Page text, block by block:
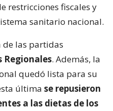
restricciones fiscales y
sanitario nacional.
de las partidas
Regionales. Además, la
quedó lista para su
última se repusieron
a las dietas de los